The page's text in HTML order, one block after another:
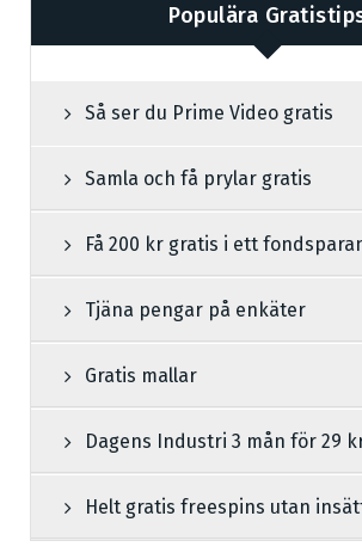
Populära
Så ser du Prime Video gratis
Samla och få prylar gratis
Få 200 kr gratis i ett
Tjäna pengar på enkäter
Gratis mallar
Dagens Industri 3 mån för 29
Helt gratis freespins utan